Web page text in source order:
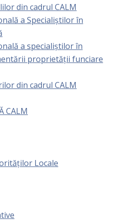
din cadrul CALM
a Specialiștilor în
a specialiştilor în
proprietăţii funciare
din cadrul CALM
CALM
Locale